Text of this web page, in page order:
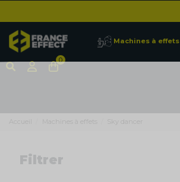
Machines à effets
0
Accueil Machines à effets Sky dancer
Filtrer